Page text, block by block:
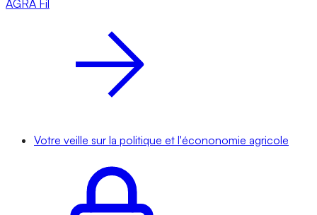
AGRA Fil
Votre veille sur la politique et l'écononomie agricole